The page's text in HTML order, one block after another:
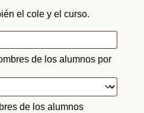
el cole y el curso.
de los alumnos por
de los alumnos